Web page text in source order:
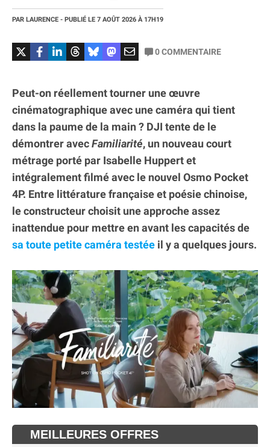
PAR LAURENCE - PUBLIÉ LE 7 AOÛT 2026 À 17H19
0COMMENTAIRE
Peut-on réellement tourner une œuvre
cinématographique avec une caméra qui tient
dans la paume de la main ? DJI tente de le
démontrer avecFamiliarité, un nouveau court
métrage porté par Isabelle Huppert et
intégralement filmé avec le nouvel Osmo Pocket
4P. Entre littérature française et poésie chinoise,
le constructeur choisit une approche assez
inattendue pour mettre en avant les capacités de
sa toute petite caméra testée il y a quelques jours.
MEILLEURES OFFRES